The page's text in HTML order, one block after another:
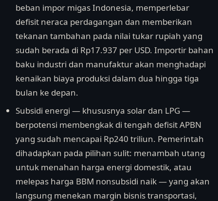
beban impor migas Indonesia, memperlebar
defisit neraca perdagangan dan memberikan
tekanan tambahan pada nilai tukar rupiah yang
sudah berada di Rp17.937 per USD. Importir bahan
baku industri dan manufaktur akan menghadapi
kenaikan biaya produksi dalam dua hingga tiga
bulan ke depan.
Subsidi energi — khususnya solar dan LPG —
berpotensi membengkak di tengah defisit APBN
yang sudah mencapai Rp240 triliun. Pemerintah
dihadapkan pada pilihan sulit: menambah utang
untuk menahan harga energi domestik, atau
melepas harga BBM nonsubsidi naik — yang akan
langsung menekan margin bisnis transportasi,